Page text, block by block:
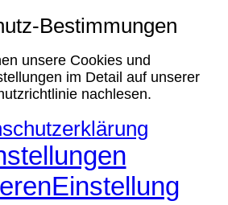
Bestimmungen
unsere Cookies und
im Detail auf unserer
nachlesen.
Einstellung